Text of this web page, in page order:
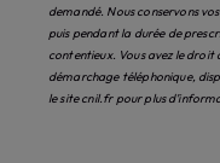
demandé. Nous conservons
puis pendant la durée de
contentieux. Vous avez le droit
démarchage téléphonique,
le site cnil.fr pour plus